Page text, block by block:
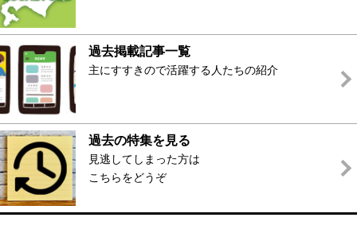
過去掲載記事一覧
主にすすきので活躍する人たちの紹介
過去の特集を見る
見逃してしまった方は
こちらをどうぞ